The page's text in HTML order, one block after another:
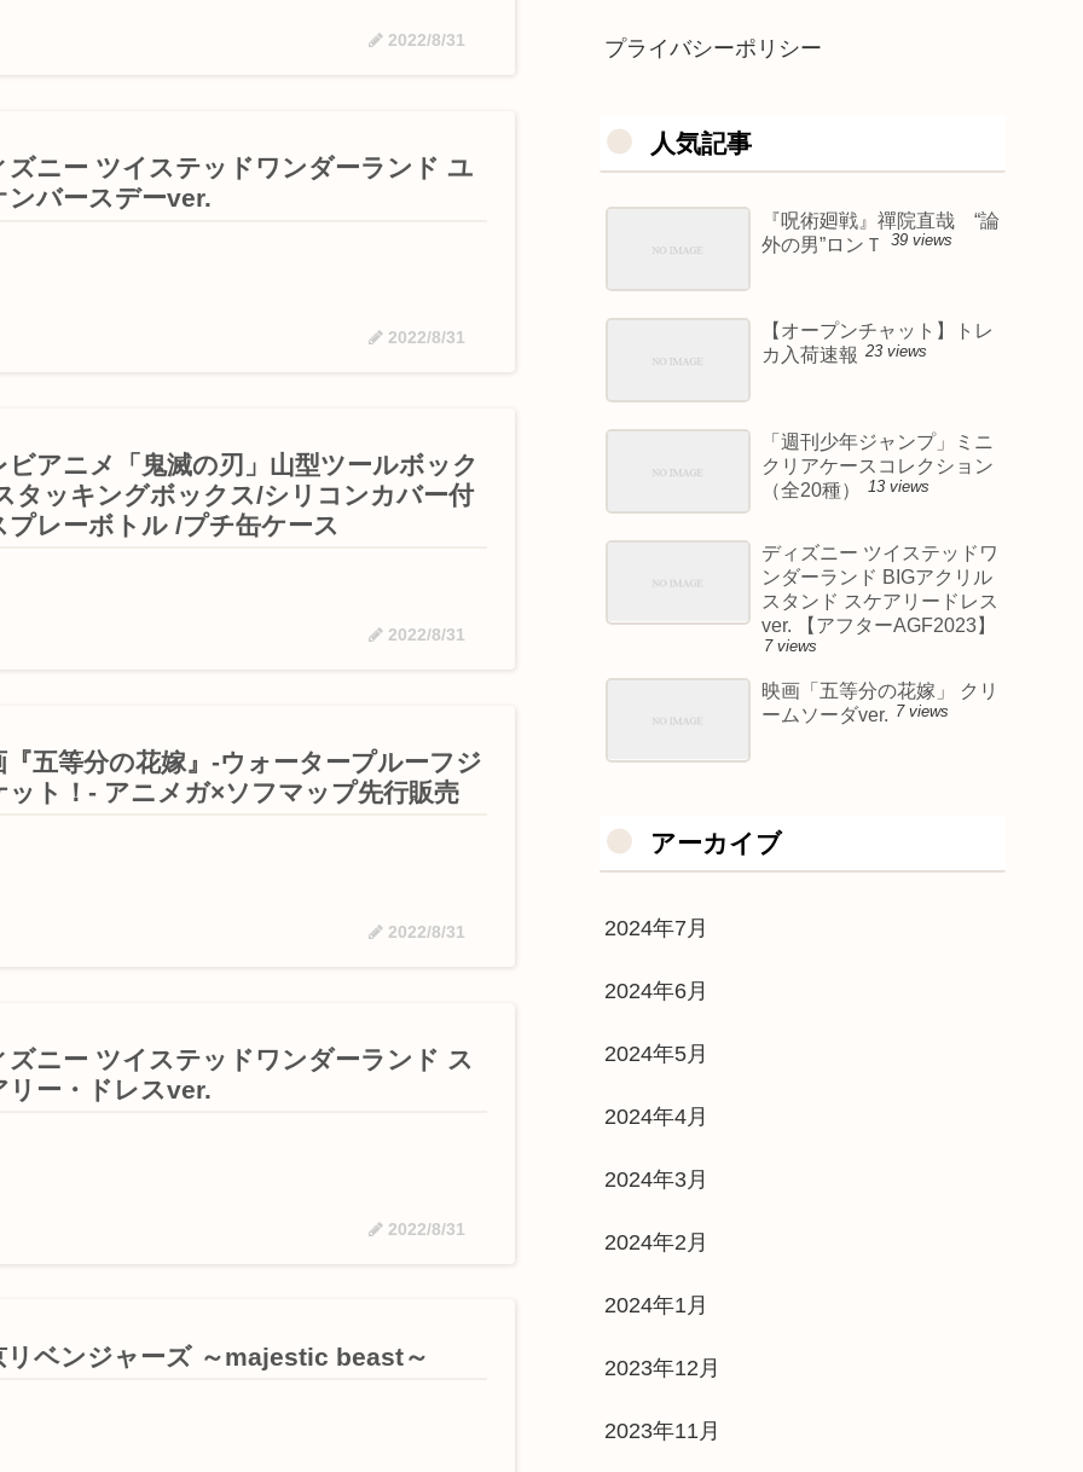
2022/8/31
ズニー ツイステッドワンダーランド ユ
ンバースデーver.
2022/8/31
ビアニメ「鬼滅の刃」山型ツールボック
タッキングボックス/シリコンカバー付
プレーボトル /プチ缶ケース
2022/8/31
『五等分の花嫁』-ウォータープルーフジ
ット！- アニメガ×ソフマップ先行販売
2022/8/31
ズニー ツイステッドワンダーランド ス
リー・ドレスver.
2022/8/31
リベンジャーズ ～majestic beast～
プライバシーポリシー
人気記事
『呪術廻戦』禪院直哉 “論
外の男”ロンＴ
39 views
【オープンチャット】トレ
カ入荷速報 23 views
「週刊少年ジャンプ」ミニ
クリアケースコレクション
（全20種）
13 views
ディズニー ツイステッドワ
ンダーランド BIGアクリル
スタンド スケアリードレス
ver. 【アフターAGF2023】
7 views
映画「五等分の花嫁」 クリ
ームソーダver. 7 views
アーカイブ
2024年7月
2024年6月
2024年5月
2024年4月
2024年3月
2024年2月
2024年1月
2023年12月
2023年11月